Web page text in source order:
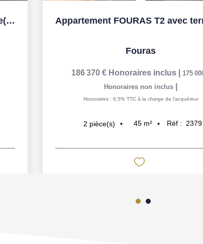
Appartement vue mer Fouras 2 pièce(s) 36 m2
Fouras
186 370 € Honoraires inclus
175
Honoraires non inclus
Honoraires : 6,5% TTC à la charge de l'acquéreur
2 pièce(s) 45 m² Réf : 2379